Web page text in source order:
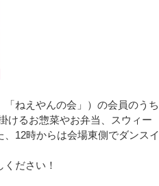
ねえやんの会」）の会員のうち
けるお惣菜やお弁当、スウィー
12時からは会場東側でダンスイ
ださい！